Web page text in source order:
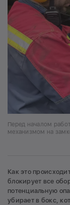
Перед началом
механизмом на
Как это
блокирует все
потенциальную
убирает в бокс,